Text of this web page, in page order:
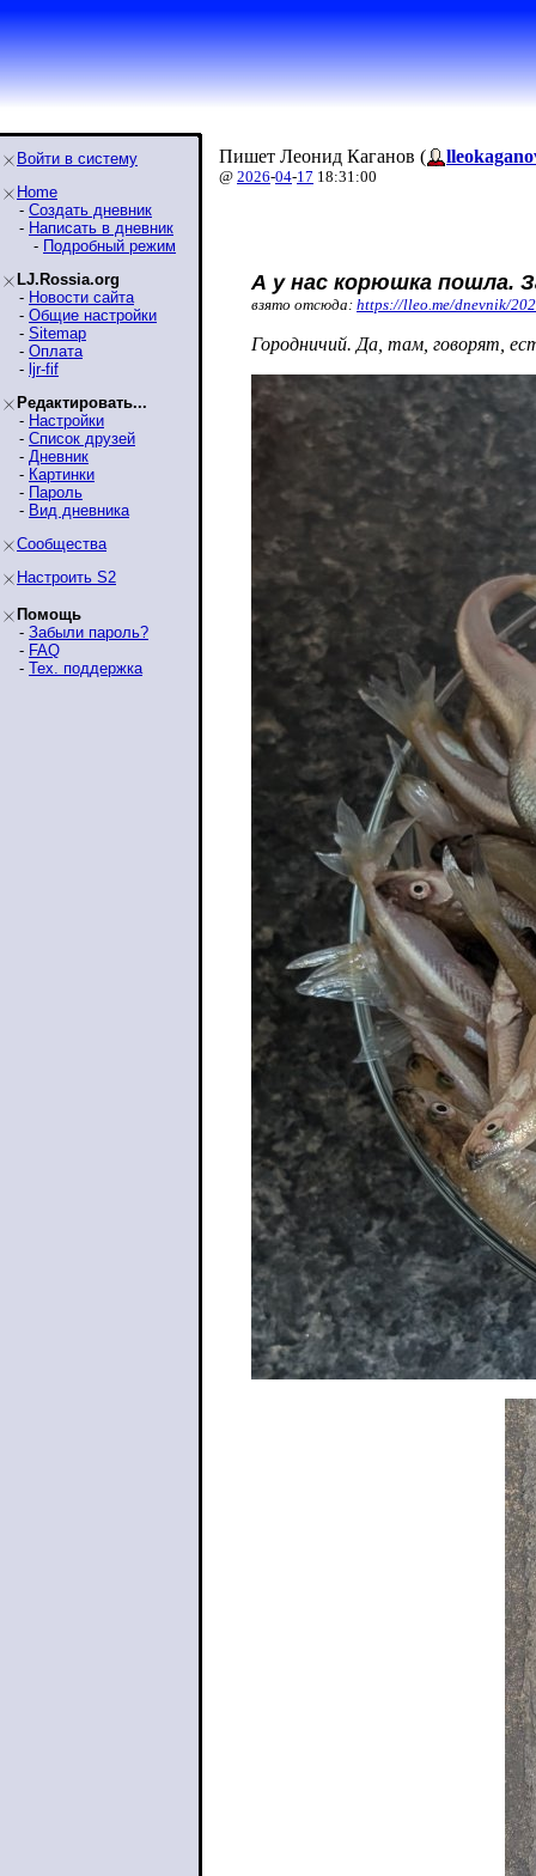
Войти в систему
Home
- Создать дневник
- Написать в дневник
- Подробный режим
LJ.Rossia.org
- Новости сайта
- Общие настройки
- Sitemap
- Оплата
- ljr-fif
Редактировать...
- Настройки
- Список друзей
- Дневник
- Картинки
- Пароль
- Вид дневника
Сообщества
Настроить S2
Помощь
- Забыли пароль?
- FAQ
- Тех. поддержка
Пишет Леонид Каганов (
@ 2026-04-17 18:31:00
А у нас корюшка пошла.
взято отсюда: https://lleo.me/dnevnik/
Городничий. Да, там, говорят,